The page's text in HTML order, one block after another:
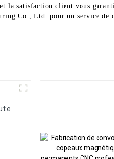
la satisfaction client vous
Co., Ltd. pour un service de